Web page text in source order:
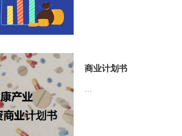
商业计划书
...